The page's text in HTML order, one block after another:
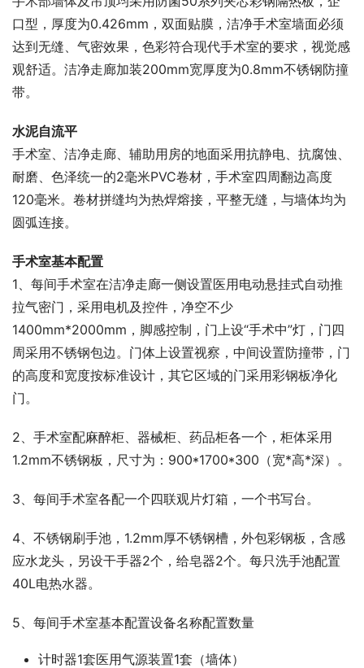
口型，厚度为0.426mm，双面贴膜，洁净手术室墙面必须
达到无缝、气密效果，色彩符合现代手术室的要求，视觉感
观舒适。洁净走廊加装200mm宽厚度为0.8mm不锈钢防撞
带。
水泥自流平
手术室、洁净走廊、辅助用房的地面采用抗静电、抗腐蚀、
耐磨、色泽统一的2毫米PVC卷材，手术室四周翻边高度
120毫米。卷材拼缝均为热焊熔接，平整无缝，与墙体均为
圆弧连接。
手术室基本配置
1、每间手术室在洁净走廊一侧设置医用电动悬挂式自动推
拉气密门，采用电机及控件，净空不少
1400mm*2000mm，脚感控制，门上设“手术中”灯，门四
周采用不锈钢包边。门体上设置视察，中间设置防撞带，门
的高度和宽度按标准设计，其它区域的门采用彩钢板净化
门。
2、手术室配麻醉柜、器械柜、药品柜各一个，柜体采用
1.2mm不锈钢板，尺寸为：900*1700*300（宽*高*深）。
3、每间手术室各配一个四联观片灯箱，一个书写台。
4、不锈钢刷手池，1.2mm厚不锈钢槽，外包彩钢板，含感
应水龙头，另设干手器2个，给皂器2个。每只洗手池配置
40L电热水器。
5、每间手术室基本配置设备名称配置数量
计时器1套医用气源装置1套（墙体）